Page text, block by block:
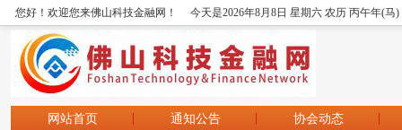
您好！欢迎您来佛山科技金融网！ 今天是2026年8月8日 星期六 农历 丙午年(马
网站首页 通知公告
协会动态